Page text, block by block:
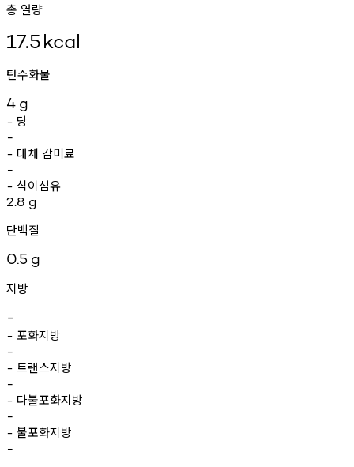
총 열량
17.5kcal
탄수화물
4 g
- 당
-
- 대체 감미료
-
- 식이섬유
2.8 g
단백질
0.5 g
지방
-
- 포화지방
-
- 트랜스지방
-
- 다불포화지방
-
- 불포화지방
-